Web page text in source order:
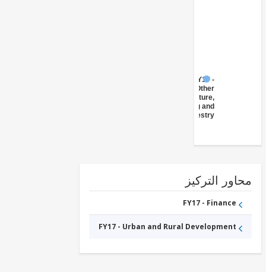
Agriculture,
Fishing and
التركيز
FY17 - Finance
FY17 - Urban and Rural Development